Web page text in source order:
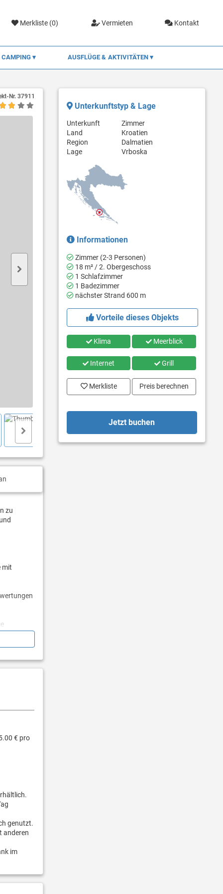
Merkliste (0) Vermieten Kontakt
CAMPING AUSFLÜGE & AKTIVITÄTEN
Nr. 37911
zu
mit
dass
€ pro
genutzt.
anderen
im
Unterkunftstyp & Lage
Unterkunft
Zimmer
Land
Kroatien
Region
Dalmatien
Lage
Vrboska
Informationen
Zimmer (2-3 Personen)
18 m² / 2. Obergeschoss
1 Schlafzimmer
1 Badezimmer
nächster Strand 600 m
Vorteile dieses Objekts
Klima Meerblick
Internet Grill
Merkliste Preis berechnen
Jetzt buchen